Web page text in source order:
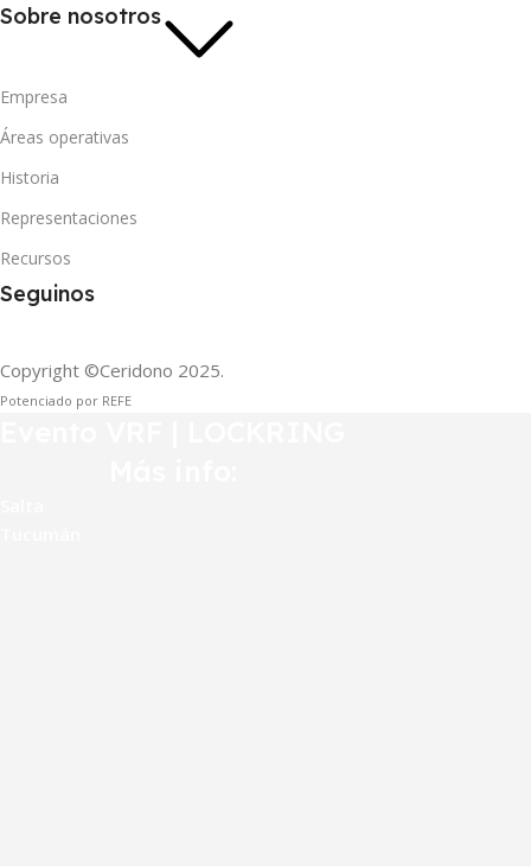
Sobre nosotros
Empresa
Áreas operativas
Historia
Representaciones
Recursos
Seguinos
Copyright ©Ceridono 2025.
Potenciado por REFE